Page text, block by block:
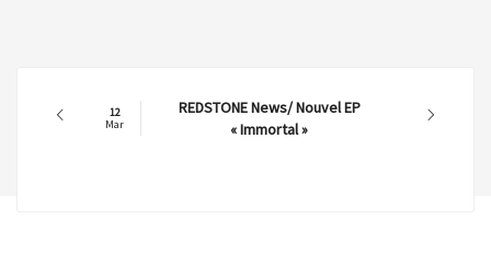
12
Mar
REDSTONE News/ Nouvel EP
« Immortal »